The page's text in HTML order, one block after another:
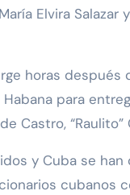
Elvira
horas
para
Castro, “Raulito”
y Cuba se
cubanos